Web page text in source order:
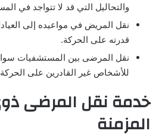
والتحاليل التي قد لا تتواجد في
نقل المريض في مواعيده إلى
قدرته على الحركة.
نقل المرضى بين المستشفيات
للأشخاص غير القادرين على
خدمة نقل المرضى
المزمنة